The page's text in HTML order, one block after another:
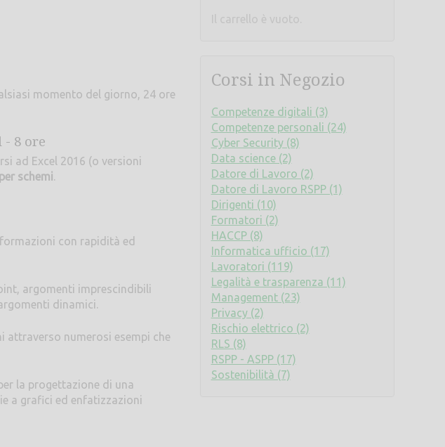
momento del giorno, 24 ore
- 8 ore
ad Excel 2016 (o versioni
schemi.
con rapidità ed
argomenti imprescindibili
dinamici.
attraverso numerosi esempi che
la progettazione di una
a grafici ed enfatizzazioni
Il carrello è vuoto.
Corsi in Negozio
Competenze digitali (3)
Competenze personali (24)
Cyber Security (8)
Data science (2)
Datore di Lavoro (2)
Datore di Lavoro RSPP (1)
Dirigenti (10)
Formatori (2)
HACCP (8)
Informatica ufficio (17)
Lavoratori (119)
Legalità e trasparenza (11)
Management (23)
Privacy (2)
Rischio elettrico (2)
RLS (8)
RSPP - ASPP (17)
Sostenibilità (7)